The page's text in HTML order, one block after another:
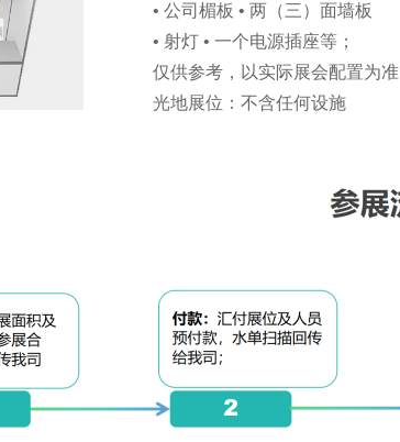
• 公司楣板 • 两（三）面墙板
• 射灯 • 一个电源插座等；
仅供参考，以实际展会配置为准
光地展位：不含任何设施